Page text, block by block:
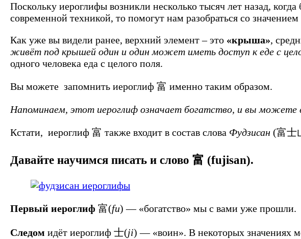
Поскольку иероглифы возникли несколько тысяч лет назад,
современной техникой, то помогут нам разобраться со
Как уже вы видели ранее, верхний элемент – это «крыша»,
живёт под крышей один и один может иметь доступ к еде с
одного человека еда с целого поля.
Вы можете запомнить иероглиф 富 именно таким образом.
Напоминаем, этот иероглиф означает богатство, и вы можете
Кстати, иероглиф 富 также входит в состав слова Фудзисан (富士
Давайте научимся писать и слово 富 (fujisan).
Первый иероглиф 富(fu) — «богатство» мы с вами уже прошли.
Следом идёт иероглиф 士(ji) — «воин». В некоторых значениях